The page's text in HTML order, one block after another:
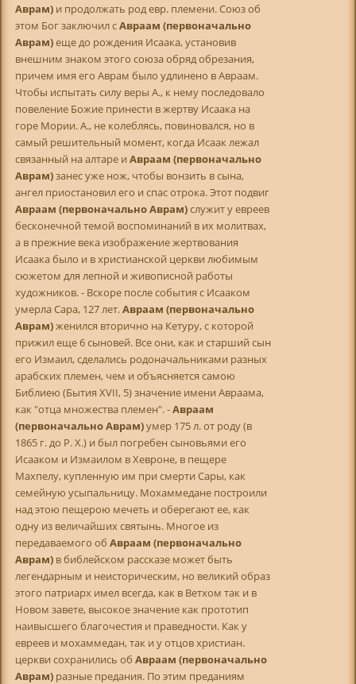
Аврам) и продолжать род евр. племени. Союз об
этом Бог заключил сАвраам (первоначально
Аврам)еще до рождения Исаака, установив
внешним знаком этого союза обряд обрезания,
причем имя его Аврам было удлинено в Авраам.
Чтобы испытать силу веры А., к нему последовало
повеление Божие принести в жертву Исаака на
горе Мории. А., не колеблясь, повиновался, но в
самый решительный момент, когда Исаак лежал
связанный на алтаре и Авраам (первоначально
Аврам)занес уже нож, чтобы вонзить в сына,
ангел приостановил его и спас отрока. Этот подвиг
Авраам (первоначально Аврам)служит у евреев
бесконечной темой воспоминаний в их молитвах,
а в прежние века изображение жертвования
Исаака было и в христианской церкви любимым
сюжетом для лепной и живописной работы
художников. - Вскоре после события с Исааком
умерла Сара, 127 лет.Авраам (первоначально
Аврам)женился вторично на Кетуру, с которой
прижил еще 6 сыновей. Все они, как и старший сын
его Измаил, сделались родоначальниками разных
арабских племен, чем и объясняется самою
Библиею (Бытия XVII, 5) значение имени Авраама,
как "отца множества племен". -Авраам
(первоначально Аврам)умер 175 л. от роду (в
1865 г. до Р. X.) и был погребен сыновьями его
Исааком и Измаилом в Хевроне, в пещере
Махпелу, купленную им при смерти Сары, как
семейную усыпальницу. Мохаммедане построили
над этою пещерою мечеть и оберегают ее, как
одну из величайших святынь. Многое из
передаваемого об Авраам (первоначально
Аврам) в библейском рассказе может быть
легендарным и неисторическим, но великий образ
этого патриарх имел всегда, как в Ветхом так и в
Новом завете, высокое значение как прототип
наивысшего благочестия и праведности. Как у
евреев и мохаммедан, так и у отцов христиан.
церкви сохранились об Авраам (первоначально
Аврам) разные предания. По этим преданиям